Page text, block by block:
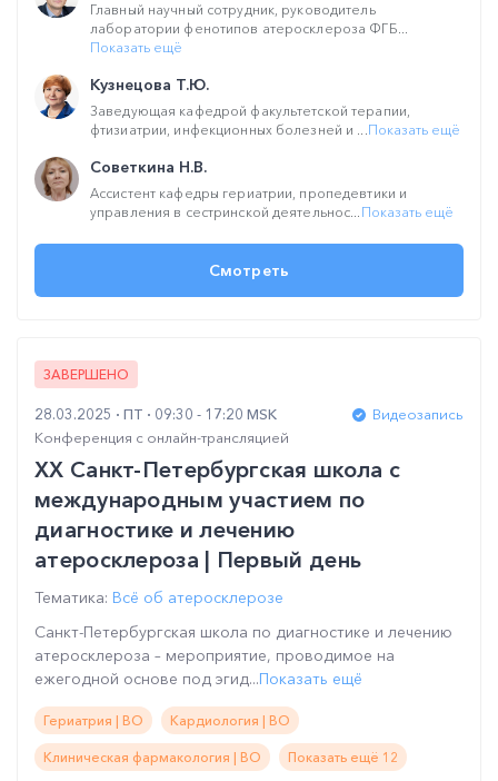
Главный научный сотрудник, руководитель
лаборатории фенотипов атеросклероза ФГБ...
Показать ещё
Кузнецова Т.Ю.
Заведующая кафедрой факультетской терапии,
фтизиатрии, инфекционных болезней и ...Показать ещё
Советкина Н.В.
Ассистент кафедры гериатрии, пропедевтики и
управления в сестринской деятельнос... Показать ещё
Смотреть
ЗАВЕРШЕНО
28.03.2025 ПТ 09:30 - 17:20 MSK
Видеозапись
Конференция с онлайн-трансляцией
XX Санкт-Петербургская школа с
международным участием по
диагностике и лечению
атеросклероза | Первый день
Тематика: Всё об атеросклерозе
Санкт-Петербургская школа по диагностике и лечению
атеросклероза – мероприятие, проводимое на
ежегодной основе под эгид...Показать ещё
Гериатрия | ВО Кардиология | ВО
Клиническая фармакология | ВО Показать ещё 12